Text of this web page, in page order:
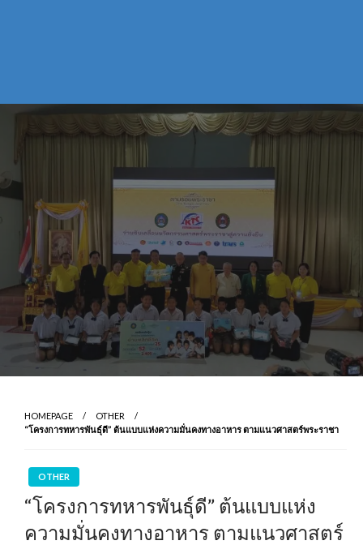
HOMEPAGE
OTHER
“โครงการทหารพันธุ์ดี” ต้นแบบแห่งความมั่นคงทางอาหาร ตามแนวศาสตร์พระราชา
OTHER
“โครงการทหารพันธุ์ดี” ต้นแบบแห่ง
ความมั่นคงทางอาหาร ตามแนวศาสตร์